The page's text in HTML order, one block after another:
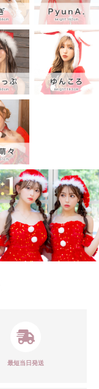
最短当日発送